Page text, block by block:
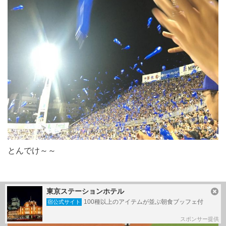
とんでけ～～
東京ステーションホテル
宿公式サイト 100種以上のアイテムが並ぶ朝食ブッフェ付
スポンサー提供